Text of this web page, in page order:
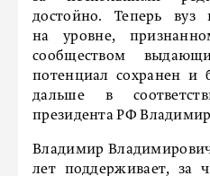
достойно. Теперь вуз
на уровне,
сообществом
потенциал сохранен и
дальше в
президента РФ
Владимир
лет поддерживает, за